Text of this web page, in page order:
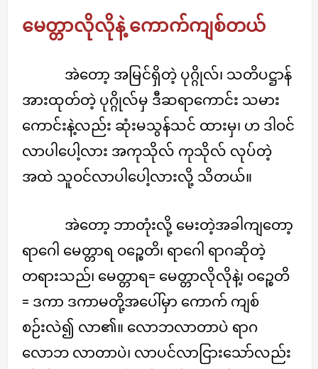
မေတ္တာလိုလိုနဲ့ ကောက်ကျစ်တယ်
အဲတော့ အမြင်ရှိတဲ့ ပုဂ္ဂိုလ်၊ သတိပဋ္ဌာန်
အားထုတ်တဲ့ ပုဂ္ဂိုလ်မှ ဒီဆရာကောင်း သမား
ကောင်းနဲ့လည်း ဆုံးမသွန်သင် ထားမှ၊ ဟ ဒါဝင်
လာပါပေါ့လား အကုသိုလ် ကုသိုလ် လုပ်တဲ့
အထဲ သူဝင်လာပါပေါ့လားလို့ သိတယ်။
အဲတော့ ဘာတုံးလို့ မေးတဲ့အခါကျတော့
ရာဂေါ မေတ္တာရ ဝဉ္စေတိ၊ ရာဂေါ ရာဂဆိုတဲ့
တရားသည်၊ မေတ္တာရ= မေတ္တာလိုလိုနဲ့၊ ဝဉ္စေတိ
= ဒကာ ဒကာမတို့အပေါ်မှာ ကောက် ကျစ်
စဉ်းလဲ၍ လာ၏။ လောဘလာတာပဲ ရာဂ
လောဘ လာတာပဲ၊ လာပင်လာငြားသော်လည်း